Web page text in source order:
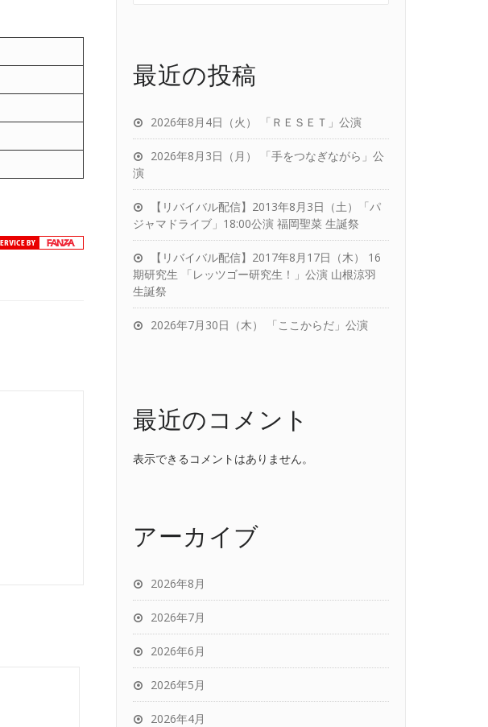
最近の投稿
2026年8月4日（火） 「ＲＥＳＥＴ」公演
2026年8月3日（月） 「手をつなぎながら」公
演
【リバイバル配信】2013年8月3日（土）「パ
ジャマドライブ」18:00公演 福岡聖菜 生誕祭
【リバイバル配信】2017年8月17日（木） 16
期研究生 「レッツゴー研究生！」公演 山根涼羽
生誕祭
2026年7月30日（木） 「ここからだ」公演
最近のコメント
表示できるコメントはありません。
アーカイブ
2026年8月
2026年7月
2026年6月
2026年5月
2026年4月